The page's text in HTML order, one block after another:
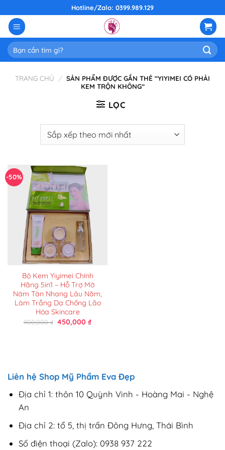
content
Hotline/Zalo: 0399.989.129
Tìm
kiếm:
TRANG CHỦ / SẢN PHẨM ĐƯỢC GẮN THẺ “YIYIMEI CÓ PHẢI
KEM TRỘN KHÔNG”
LỌC
-50%
Bộ Kem Yiyimei Chính
Hãng 5in1 – Hỗ Trợ Mờ
Nám Tàn Nhang Lâu Năm,
Làm Trắng Da Chống Lão
Hóa Skincare
900,000₫ Giá
450,000₫Giá
Liên hệ Shop Mỹ Phẩm Eva Đẹp
Địa chỉ 1: thôn 10 Quỳnh Vinh - Hoàng Mai - Nghệ
An
Địa chỉ 2: tổ 5, thị trấn Đông Hưng, Thái Bình
Số điện thoại (Zalo): 0938 937 222